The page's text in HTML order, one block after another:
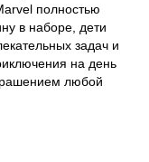
полностью
в наборе, дети
задач и
на день
любой